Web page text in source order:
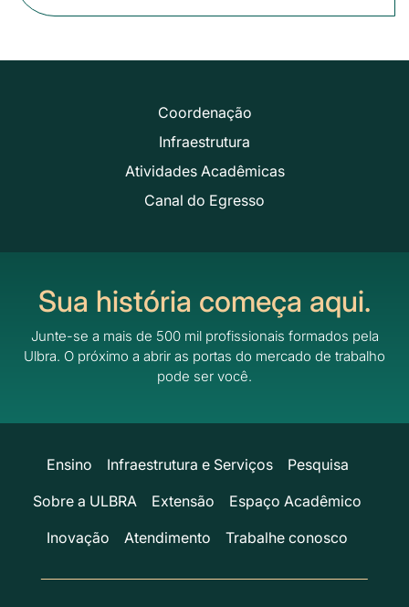
Coordenação
Infraestrutura
Atividades Acadêmicas
Canal do Egresso
Sua história começa aqui.
Junte-se a mais de 500 mil profissionais formados pela
Ulbra. O próximo a abrir as portas do mercado de trabalho
pode ser você.
Ensino Infraestrutura e Serviços
Pesquisa
Sobre a ULBRA
Extensão
Espaço Acadêmico
Inovação
Atendimento Trabalhe conosco